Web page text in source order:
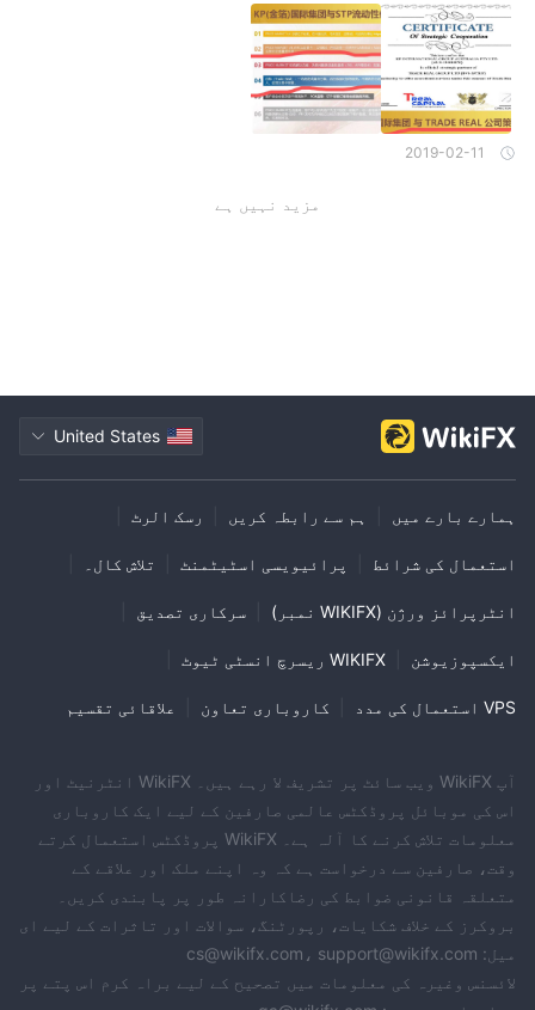
2019-02-11
مزید نہیں ہے
United States
ہمارے بارے میں ہم سے رابطہ کریں رسک الرٹ
استعمال کی شرائط پرائیویسی اسٹیٹمنٹ تلاش کال۔
انٹرپرائز ورژن (WIKIFX نمبر) سرکاری تصدیق
ایکسپوزیوشن WIKIFX ریسرچ انسٹی ٹیوٹ
VPS استعمال کی مدد کاروباری تعاون علاقائی تقسیم
آپ WikiFX ویب سائٹ پر تشریف لا رہے ہیں۔ WikiFX انٹرنیٹ اور
اس کی موبائل پروڈکٹس عالمی صارفین کے لیے ایک کاروباری
معلومات تلاش کرنے کا آلہ ہے۔ WikiFX پروڈکٹس استعمال کرتے
وقت، صارفین سے درخواست ہے کہ وہ اپنے ملک اور علاقے کے
متعلقہ قانونی ضوابط کی رضاکارانہ طور پر پابندی کریں۔
بروکرز کے خلاف شکایات، رپورٹنگ، سوالات اور تاثرات کے لیے ای
میل: cs@wikifx.com، support@wikifx.com
لائسنس وغیرہ کی معلومات میں تصحیح کے لیے براہ کرم اس پتے پر